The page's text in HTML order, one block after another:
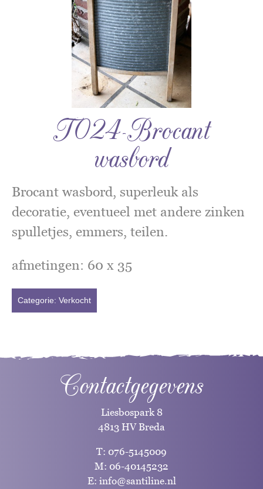
T024-Brocant
wasbord
Brocant wasbord, superleuk als
decoratie, eventueel met andere zinken
spulletjes, emmers, teilen.
afmetingen: 60 x 35
Categorie: Verkocht
Contactgegevens
Liesbospark 8
4813 HV Breda
T: 076-5145009
M: 06-40145232
E: info@santiline.nl